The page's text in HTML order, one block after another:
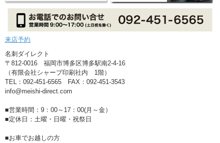
来店予約
名刺ダイレクト
〒812-0016 福岡市博多区博多駅南2-4-16
（有限会社シャープ印刷社内 1階）
TEL：092-451-6565 FAX：092-451-3543
info@meishi-direct.com
■営業時間：9：00～17：00(月～金）
■定休日：土曜・日曜・祝祭日
■お車でお越しの方